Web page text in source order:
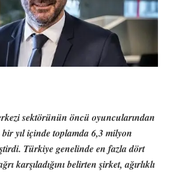
sektörünün öncü oyuncularından
yıl içinde toplamda 6,3 milyon
Türkiye genelinde en fazla dört
karşıladığını belirten şirket, ağırlıklı